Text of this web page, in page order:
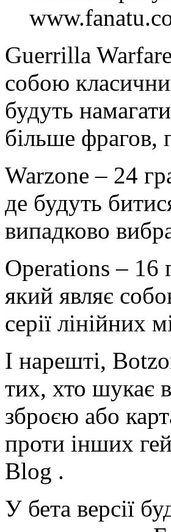
Guerrilla
собою
будуть
більше фрагов,
Warzone – 24
де будуть
випадково
Operations – 16
який являє
серії лінійних
І нарешті,
тих, хто шукає
зброєю або
проти інших
Blog .
У бета версії